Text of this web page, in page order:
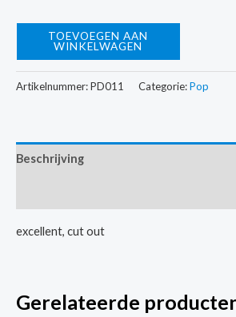
Depeche
-
A
Heart
On
TOEVOEGEN AAN
WINKELWAGEN
Artikelnummer:PD011 Categorie:Pop
Beschrijving
excellent, cut out
Gerelateerde